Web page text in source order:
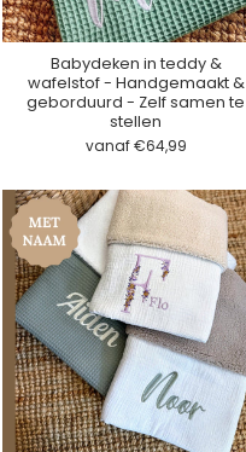
Babydeken in teddy &
wafelstof - Handgemaakt &
geborduurd - Zelf samen te
stellen
vanaf €64,99